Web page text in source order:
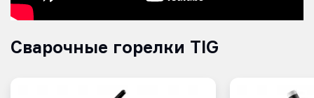
Сварочные горелки TIG